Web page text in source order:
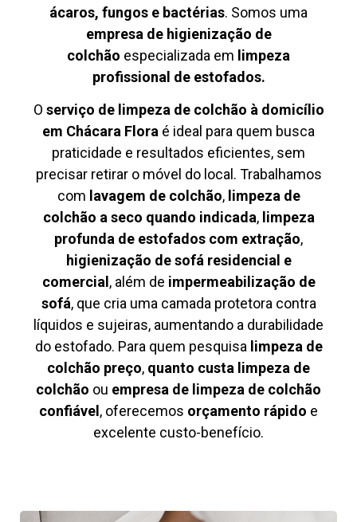
ácaros, fungos e bactérias. Somos uma
empresa de higienização de
colchão especializada em limpeza
profissional de estofados.
O serviço de limpeza de colchão à domicílio
em Chácara Flora é ideal para quem busca
praticidade e resultados eficientes, sem
precisar retirar o móvel do local. Trabalhamos
com lavagem de colchão, limpeza de
colchão a seco quando indicada, limpeza
profunda de estofados com extração,
higienização de sofá residencial e
comercial , além de impermeabilização de
sofá, que cria uma camada protetora contra
líquidos e sujeiras, aumentando a durabilidade
do estofado. Para quem pesquisa limpeza de
colchão preço, quanto custa limpeza de
colchão ou empresa de limpeza de colchão
confiável , oferecemos orçamento rápido e
excelente custo-benefício.